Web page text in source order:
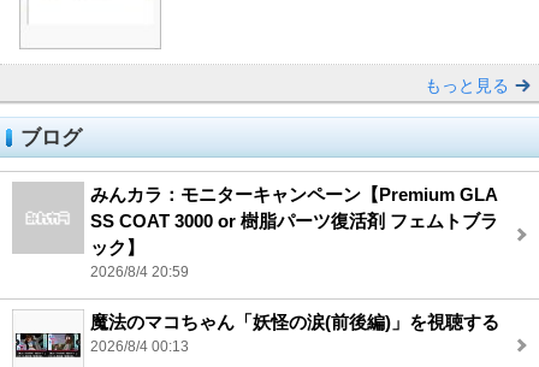
もっと見る
ブログ
みんカラ：モニターキャンペーン【Premium GLA
SS COAT 3000 or 樹脂パーツ復活剤 フェムトブラ
ック】
2026/8/4 20:59
魔法のマコちゃん「妖怪の涙(前後編)」を視聴する
2026/8/4 00:13